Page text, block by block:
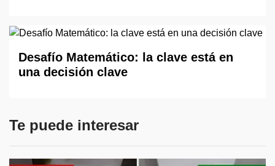
Desafío Matemático: la clave está en
una decisión clave
Te puede interesar